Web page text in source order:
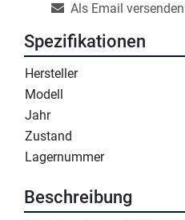
Als Email versenden
Spezifikationen
Hersteller
Modell
Jahr
Zustand
Lagernummer
Beschreibung